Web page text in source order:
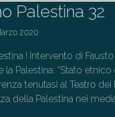
Palestina 32
2020
! Intervento di
la Palestina: “Stato
tenutasi al Teatro
della Palestina nei